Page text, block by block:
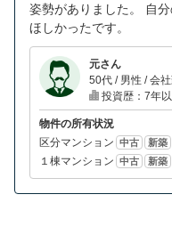
姿勢がありました。 自
ほしかったです。
元さん
50代 / 男性 / 会
投資歴：7年
物件の所有状況
区分マンション 中古 新築
１棟マンション 中古 新築